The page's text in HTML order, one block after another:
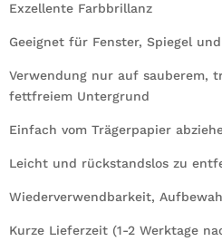
Exzellente Farbbrillanz
Geeignet für Fenster, Spiegel
Verwendung nur auf sauberem,
fettfreiem Untergrund
Einfach vom Trägerpapier
Leicht und rückstandslos zu
Wiederverwendbarkeit,
Kurze Lieferzeit (1-2 Werktage